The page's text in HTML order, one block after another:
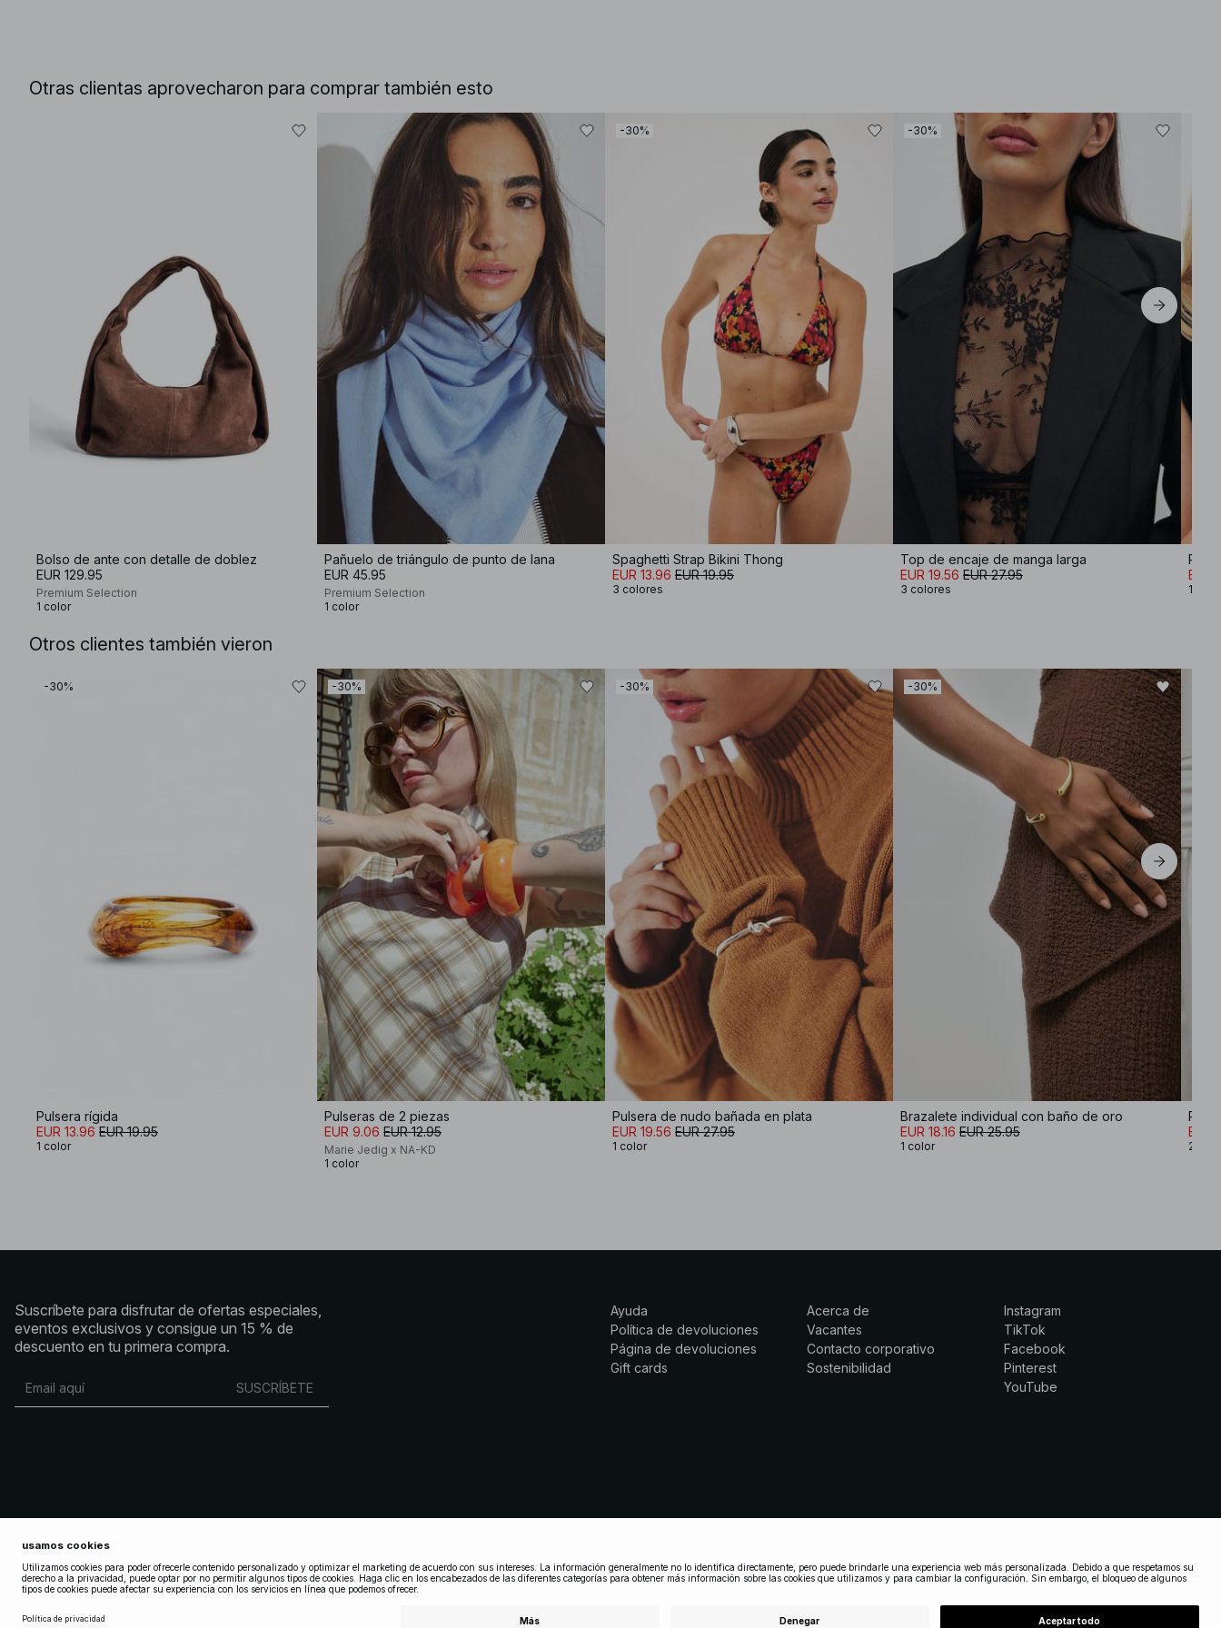
Otras clientas aprovecharon para comprar también esto
Bolso de ante con detalle de doblez
EUR 129.95
Premium Selection
1 color
Pañuelo de triángulo de punto de lana
EUR 45.95
Premium Selection
1 color
-30%
Spaghetti Strap Bikini Thong
EUR 13.96 EUR 19.95
3 colores
-30%
Top de encaje de manga larga
EUR 19.56 EUR 27.95
3 colores
EUR
1
Otros clientes también vieron
-30%
Pulsera rígida
EUR 13.96 EUR 19.95
1 color
-30%
Pulseras de 2 piezas
EUR 9.06 EUR 12.95
Marie Jedig x NA-KD
1 color
-30%
Pulsera de nudo bañada en plata
EUR 19.56 EUR 27.95
1 color
-30%
Brazalete individual con baño de oro
EUR 18.16 EUR 25.95
1 color
EUR
2
Suscríbete para disfrutar de ofertas especiales,
eventos exclusivos y consigue un 15 % de
descuento en tu primera compra.
SUSCRÍBETE
Ayuda
Política de devoluciones
Página de devoluciones
Gift cards
Acerca de
Vacantes
Contacto corporativo
Sostenibilidad
Instagram
TikTok
Facebook
Pinterest
YouTube
Copyright 2025 Nakdcom One World AB